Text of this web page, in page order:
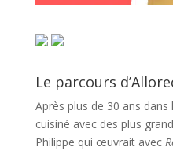
Le parcours
Après plus de 30 ans
cuisiné avec des plus
Philippe qui œuvrait avec